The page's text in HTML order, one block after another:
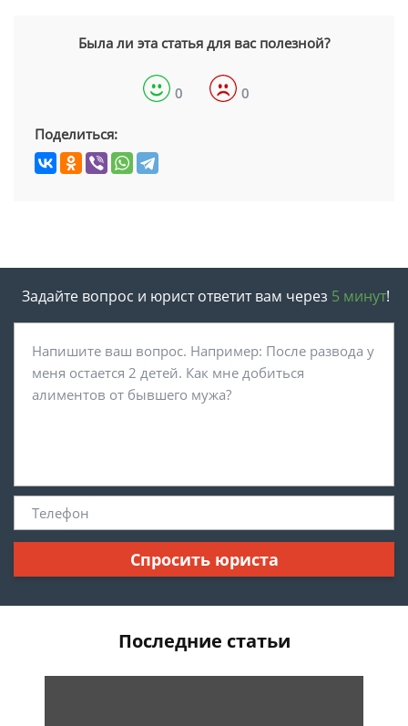
Была ли эта статья для вас полезной?
0 0
Поделиться:
Задайте вопрос и юрист ответит вам через 5 минут!
Спросить юриста
Последние статьи